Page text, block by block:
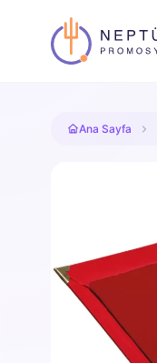
Ana Sayfa